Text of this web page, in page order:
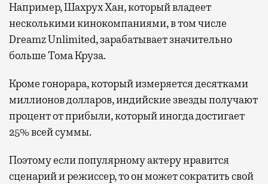
Например, Шахрух Хан, который владеет
несколькими кинокомпаниями, в том числе
Dreamz Unlimited, зарабатывает значительно
больше Тома Круза.
Кроме гонорара, который измеряется десятками
миллионов долларов, индийские звезды получают
процент от прибыли, который иногда достигает
25% всей суммы.
Поэтому если популярному актеру нравится
сценарий и режиссер, то он может сократить свой